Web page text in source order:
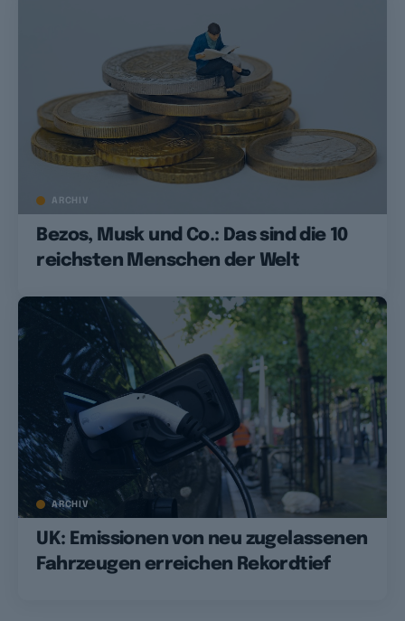
ARCHIV
Bezos, Musk und Co.: Das sind die 10
reichsten Menschen der Welt
ARCHIV
UK: Emissionen von neu zugelassenen
Fahrzeugen erreichen Rekordtief